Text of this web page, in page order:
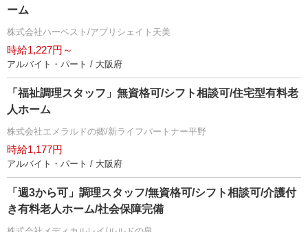
ーム
株式会社ハーベスト/アプリシェイト天美
時給1,227円～
アルバイト・パート / 大阪府
「福祉調理スタッフ」無資格可/シフト相談可/住宅型有料老
人ホーム
株式会社エメラルドの郷/新ライフパートナー平野
時給1,177円
アルバイト・パート / 大阪府
「週3から可」調理スタッフ/無資格可/シフト相談可/介護付
き有料老人ホーム/社会保障完備